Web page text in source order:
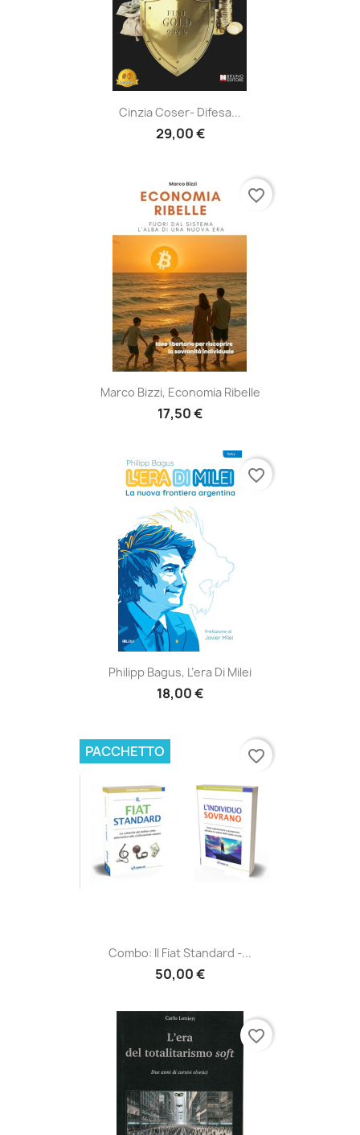
Cinzia Coser- Difesa...
29,00 €
Marco Bizzi, Economia Ribelle
17,50 €
favorite_border
Philipp Bagus, L’era Di Milei
18,00 €
favorite_border
Combo: Il Fiat Standard -...
50,00 €
PACCHETTO favorite_border
favorite_border